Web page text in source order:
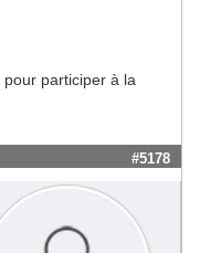
pour participer à la
#5178